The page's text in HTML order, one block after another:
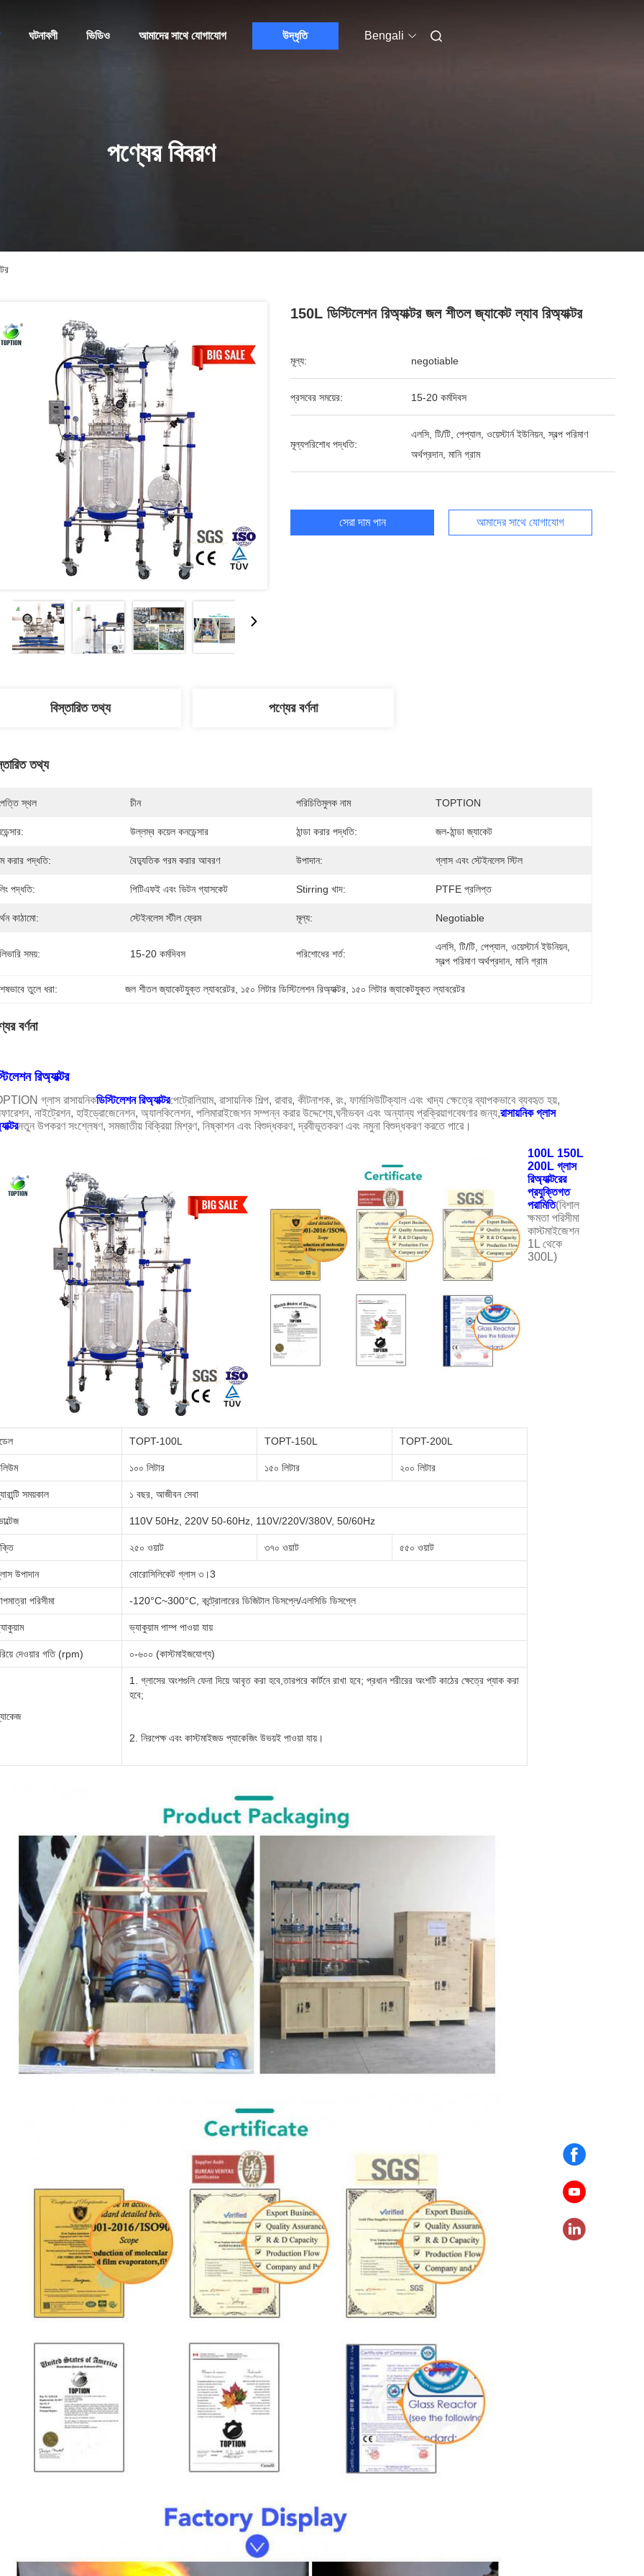
ঘটনাবলী ভিডিও আমাদের সাথে যোগাযোগ উদ্ধৃতি Bengali
পণ্যের বিবরণ
150L ডিস্টিলেশন রিঅ্যাক্টর জল শীতল জ্যাকেট ল্যাব রিঅ্যাক্টর
মূল্য: negotiable
প্রসবের সময়ের: 15-20 কর্মদিবস
মূল্যপরিশোধ পদ্ধতি:
এলসি, টি/টি, পেপ্যাল, ওয়েস্টার্ন ইউনিয়ন, স্বল্প পরিমাণ
অর্থপ্রদান, মানি গ্রাম
সেরা দাম পান আমাদের সাথে যোগাযোগ
বিস্তারিত তথ্য পণ্যের বর্ণনা
তথ্য
স্থল চীন পরিচিতিমুলক নাম TOPTION
উল্লম্ব কয়েল কনডেন্সার ঠান্ডা করার পদ্ধতি: জল-ঠান্ডা জ্যাকেট
করার পদ্ধতি: বৈদ্যুতিক গরম করার আবরণ উপাদান: গ্লাস এবং স্টেইনলেস স্টিল
পদ্ধতি: পিটিএফই এবং ভিটন গ্যাসকেট Stirring খাদ: PTFE প্রলিপ্ত
কাঠামো: স্টেইনলেস স্টীল ফ্রেম মূল্য: Negotiable
সময়: 15-20 কর্মদিবস পরিশোধের শর্ত:
এলসি, টি/টি, পেপ্যাল, ওয়েস্টার্ন ইউনিয়ন,
স্বল্প পরিমাণ অর্থপ্রদান, মানি গ্রাম
তুলে ধরা: জল শীতল জ্যাকেটযুক্ত ল্যাবরেটর ১৫০ লিটার ডিস্টিলেশন রিঅ্যাক্টর ১৫০ লিটার জ্যাকেটযুক্ত ল্যাবরেটর
বর্ণনা
রিঅ্যাক্টর
গ্লাস রাসায়নিকডিস্টিলেশন রিঅ্যাক্টরপেট্রোলিয়াম, রাসায়নিক শিল্প, রাবার, কীটনাশক, রং, ফার্মাসিউটিক্যাল এবং খাদ্য ক্ষেত্রে ব্যাপকভাবে ব্যবহৃত হয়,
নাইট্রেশন, হাইড্রোজেনেশন, অ্যালকিলেশন, পলিমারাইজেশন সম্পন্ন করার উদ্দেশ্যে,ঘনীভবন এবং অন্যান্য প্রক্রিয়াগবেষণার জন্য,রাসায়নিক গ্লাস
নতুন উপকরণ সংশ্লেষণ, সমজাতীয় বিক্রিয়া মিশ্রণ, নিষ্কাশন এবং বিশুদ্ধকরণ, দ্রবীভূতকরণ এবং নমুনা বিশুদ্ধকরণ করতে পারে।
100L 150L
200L গ্লাস
রিঅ্যাক্টরের
প্রযুক্তিগত
পরামিতি(বিশাল
ক্ষমতা পরিসীমা
কাস্টমাইজেশন
1L থেকে
300L)
TOPT-100L TOPT-150L TOPT-200L
১০০ লিটার ১৫০ লিটার ২০০ লিটার
সময়কাল ১ বছর, আজীবন সেবা
110V 50Hz, 220V 50-60Hz, 110V/220V/380V, 50/60Hz
২৫০ ওয়াট ৩৭০ ওয়াট ৫৫০ ওয়াট
উপাদান বোরোসিলিকেট গ্লাস ৩।3
পরিসীমা -120°C~300°C, কন্ট্রোলারের ডিজিটাল ডিসপ্লে/এলসিডি ডিসপ্লে
ভ্যাকুয়াম পাম্প পাওয়া যায়
দেওয়ার গতি (rpm) ০-৬০০ (কাস্টমাইজযোগ্য)
1. গ্লাসের অংশগুলি ফেনা দিয়ে আবৃত করা হবে,তারপরে কার্টনে রাখা হবে; প্রধান শরীরের অংশটি কাঠের ক্ষেত্রে প্যাক করা
হবে;
2. নিরপেক্ষ এবং কাস্টমাইজড প্যাকেজিং উভয়ই পাওয়া যায়।